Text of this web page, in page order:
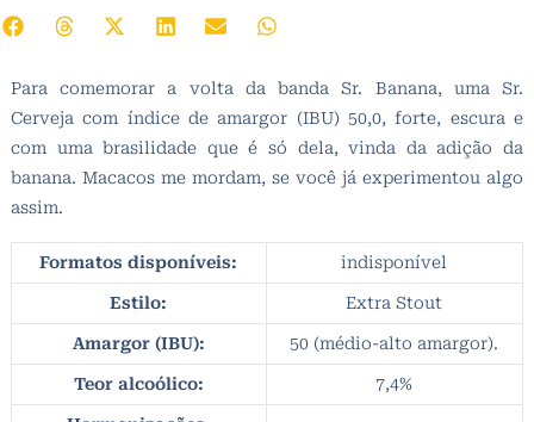
Para comemorar a volta da banda Sr. Banana, uma Sr.
Cerveja com índice de amargor (IBU) 50,0, forte, escura e
com uma brasilidade que é só dela, vinda da adição da
banana. Macacos me mordam, se você já experimentou algo
assim.
Formatos disponíveis: indisponível
Estilo: Extra Stout
Amargor (IBU): 50 (médio-alto amargor).
Teor alcoólico: 7,4%